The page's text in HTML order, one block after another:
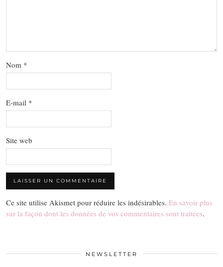
Nom *
E-mail *
Site web
Ce site utilise Akismet pour réduire les indésirables. En savoir plus
sur la façon dont les données de vos commentaires sont traitées.
NEWSLETTER